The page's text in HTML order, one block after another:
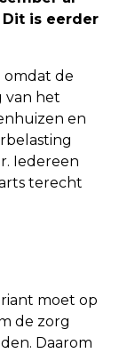
is eerder
omdat de
van het
en
Iedereen
terecht
moet op
de zorg
Daarom